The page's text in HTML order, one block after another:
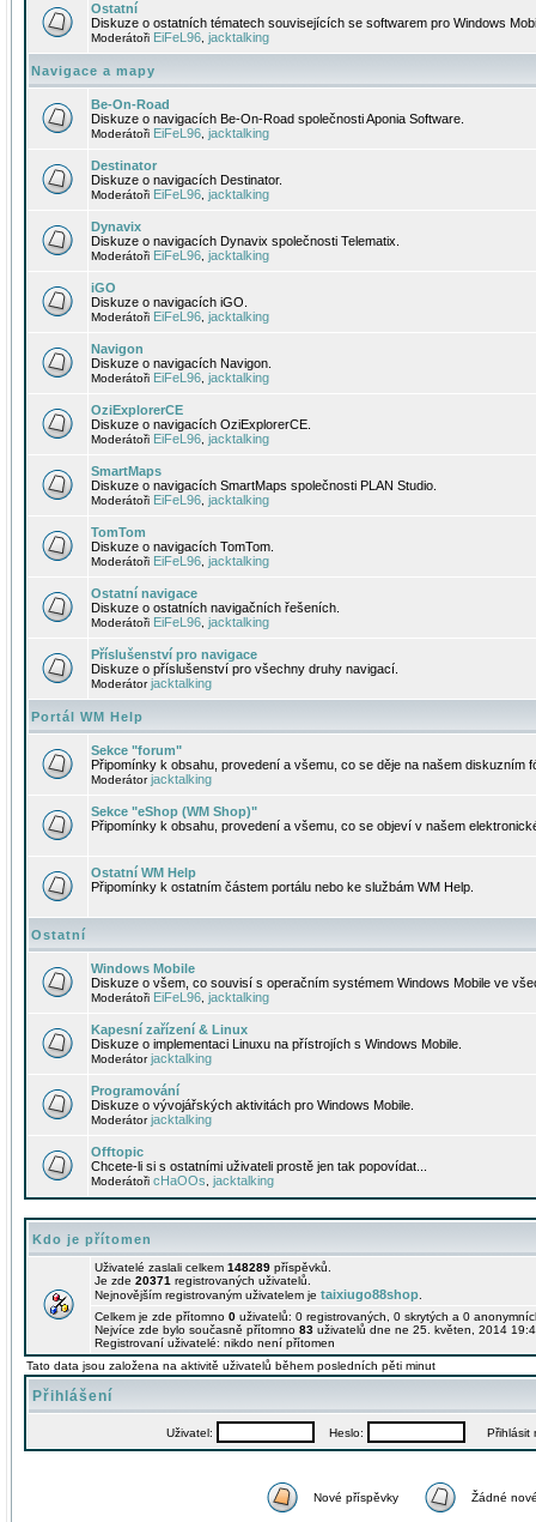
Ostatní
Diskuze o ostatních tématech souvisejících se softwarem pro Windows
Moderátoři EiFeL96 jacktalking
Navigace a mapy
Be-On-Road
Diskuze o navigacích Be-On-Road společnosti Aponia Software.
Moderátoři EiFeL96 jacktalking
Destinator
Diskuze o navigacích Destinator.
Moderátoři EiFeL96 jacktalking
Dynavix
Diskuze o navigacích Dynavix společnosti Telematix.
Moderátoři EiFeL96 jacktalking
iGO
Diskuze o navigacích iGO.
Moderátoři EiFeL96 jacktalking
Navigon
Diskuze o navigacích Navigon.
Moderátoři EiFeL96 jacktalking
OziExplorerCE
Diskuze o navigacích OziExplorerCE.
Moderátoři EiFeL96 jacktalking
SmartMaps
Diskuze o navigacích SmartMaps společnosti PLAN Studio.
Moderátoři EiFeL96 jacktalking
TomTom
Diskuze o navigacích TomTom.
Moderátoři EiFeL96 jacktalking
Ostatní navigace
Diskuze o ostatních navigačních řešeních.
Moderátoři EiFeL96 jacktalking
Příslušenství pro navigace
Diskuze o příslušenství pro všechny druhy navigací.
Moderátorjacktalking
Portál WM Help
Sekce "forum"
Připomínky k obsahu, provedení a všemu, co se děje na našem diskuzním
Moderátorjacktalking
Sekce "eShop (WM Shop)"
Připomínky k obsahu, provedení a všemu, co se objeví v našem
Ostatní WM Help
Připomínky k ostatním částem portálu nebo ke službám WM Help.
Ostatní
Windows Mobile
Diskuze o všem, co souvisí s operačním systémem Windows Mobile ve
Moderátoři EiFeL96 jacktalking
Kapesní zařízení & Linux
Diskuze o implementaci Linuxu na přístrojích s Windows Mobile.
Moderátorjacktalking
Programování
Diskuze o vývojářských aktivitách pro Windows Mobile.
Moderátorjacktalking
Offtopic
Chcete-li si s ostatními uživateli prostě jen tak popovídat...
Moderátoři cHaOOs jacktalking
Kdo je přítomen
Uživatelé zaslali celkem 148289 příspěvků.
Je zde 20371 registrovaných uživatelů.
Nejnovějším registrovaným uživatelem je taixiugo88shop
Celkem je zde přítomno 0 uživatelů: 0 registrovaných, 0 skrytých a 0
Nejvíce zde bylo současně přítomno 83 uživatelů dne ne 25. květen, 2014
Registrovaní uživatelé: nikdo není přítomen
Tato data jsou založena na aktivitě uživatelů během posledních pěti minut
Přihlášení
Uživatel: Heslo: Přihlásit
Nové příspěvky Žádné